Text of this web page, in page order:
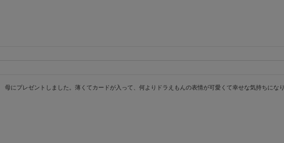
母にプレゼントしました。薄くてカードが入って、何よりドラえもんの表情が可愛くて幸せな気持ちになり